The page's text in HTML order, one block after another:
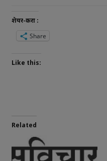
शेयर-करा :
Share
Like this:
Related